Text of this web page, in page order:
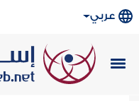
عربي